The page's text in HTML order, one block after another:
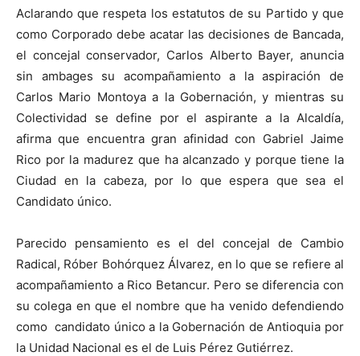
Aclarando que respeta los estatutos de su Partido y que
como Corporado debe acatar las decisiones de Bancada,
el concejal conservador, Carlos Alberto Bayer, anuncia
sin ambages su acompañamiento a la aspiración de
Carlos Mario Montoya a la Gobernación, y mientras su
Colectividad se define por el aspirante a la Alcaldía,
afirma que encuentra gran afinidad con Gabriel Jaime
Rico por la madurez que ha alcanzado y porque tiene la
Ciudad en la cabeza, por lo que espera que sea el
Candidato único.
Parecido pensamiento es el del concejal de Cambio
Radical, Róber Bohórquez Álvarez, en lo que se refiere al
acompañamiento a Rico Betancur. Pero se diferencia con
su colega en que el nombre que ha venido defendiendo
como candidato único a la Gobernación de Antioquia por
la Unidad Nacional es el de Luis Pérez Gutiérrez.